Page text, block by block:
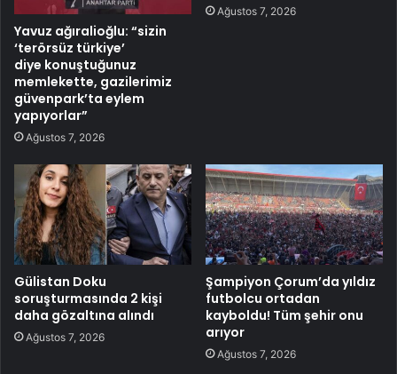
Yavuz ağıralioğlu: “sizin
‘terörsüz türkiye’
diye konuştuğunuz
memlekette, gazilerimiz
güvenpark’ta eylem
yapıyorlar”
Ağustos 7, 2026
Ağustos 7, 2026
Gülistan Doku
soruşturmasında 2 kişi
daha gözaltına alındı
Ağustos 7, 2026
Şampiyon Çorum’da yıldız
futbolcu ortadan
kayboldu! Tüm şehir onu
arıyor
Ağustos 7, 2026